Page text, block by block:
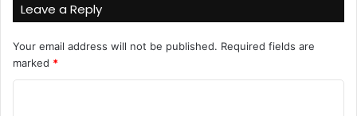
Leave a Reply
Your email address will not be published. Required fields are
marked *